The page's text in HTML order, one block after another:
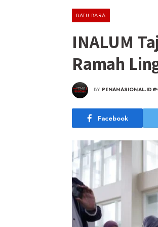
BATU BARA
INALUM
Ramah
BY
Facebook